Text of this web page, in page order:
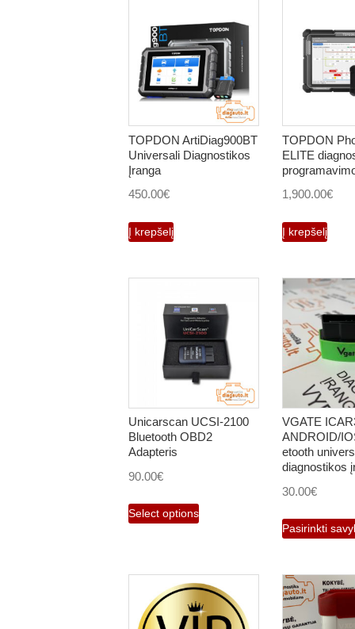
TOPDON ArtiDiag900BT
Universali Diagnostikos
Įranga
450.00€
Į krepšelį
TOPDON
ELITE
1,900.00€
Į krepšelį
Unicarscan UCSI-2100
Bluetooth OBD2
Adapteris
90.00€
Select options
VGATE
ANDROID/
etooth
diagnostikos
30.00€
Pasirinkti